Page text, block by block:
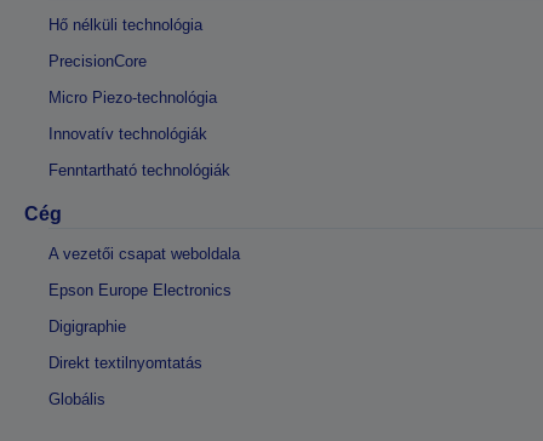
Hő nélküli technológia
PrecisionCore
Micro Piezo-technológia
Innovatív technológiák
Fenntartható technológiák
Cég
A vezetői csapat weboldala
Epson Europe Electronics
Digigraphie
Direkt textilnyomtatás
Globális